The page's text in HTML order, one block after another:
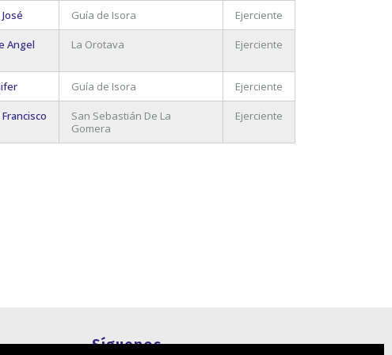
Guía de Isora Ejerciente
Angel La Orotava Ejerciente
Guía de Isora Ejerciente
Francisco
San Sebastián De La
Gomera
Ejerciente
Síguenos